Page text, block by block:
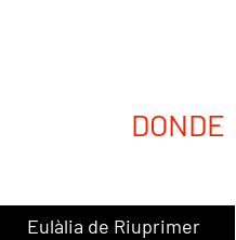
DONDE
Eulàlia de Riuprimer